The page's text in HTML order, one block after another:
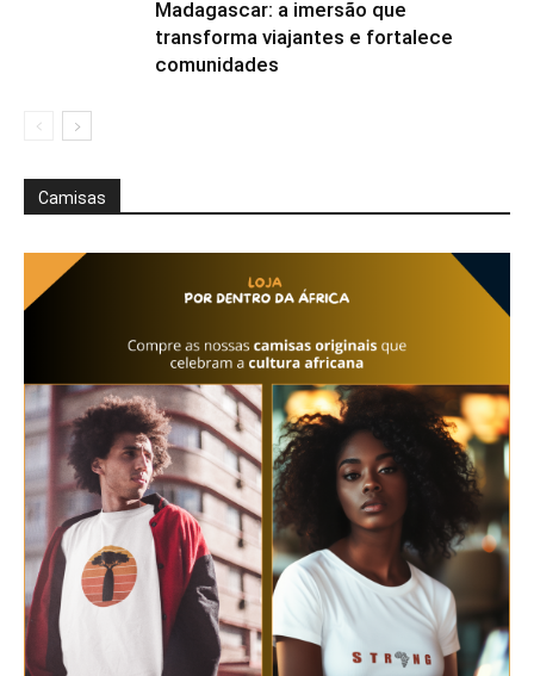
Madagascar: a imersão que
transforma viajantes e fortalece
comunidades
Camisas